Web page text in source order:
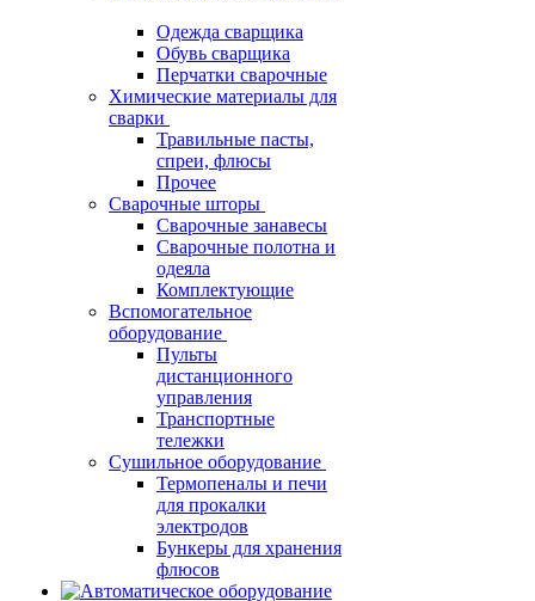
Одежда сварщика
Обувь сварщика
Перчатки сварочные
Химические материалы для
сварки
Травильные пасты,
спреи, флюсы
Прочее
Сварочные шторы
Сварочные занавесы
Сварочные полотна и
одеяла
Комплектующие
Вспомогательное
оборудование
Пульты
дистанционного
управления
Транспортные
тележки
Сушильное оборудование
Термопеналы и печи
для прокалки
электродов
Бункеры для хранения
флюсов